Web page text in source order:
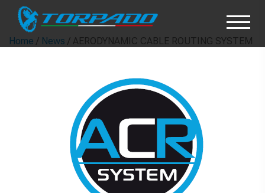
Home / News / AERODYNAMIC CABLE ROUTING SYSTEM